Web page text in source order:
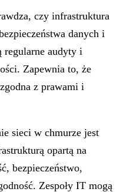
czy infrastruktura
danych i
regularne audyty i
Zapewnia to, że
z prawami i
sieci w chmurze jest
opartą na
bezpieczeństwo,
Zespoły IT mogą